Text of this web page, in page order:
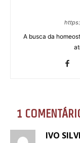
A busca da
1
IVO